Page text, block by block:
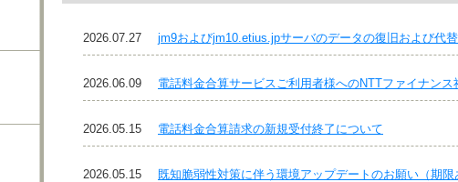
2026.07.27 jm9およびjm10.etius.jpサーバのデータの復旧および代
2026.06.09 電話料金合算サービスご利用者様へのNTTファイナン
2026.05.15 電話料金合算請求の新規受付終了について
2026.05.15 既知脆弱性対策に伴う環境アップデートのお願い（期限